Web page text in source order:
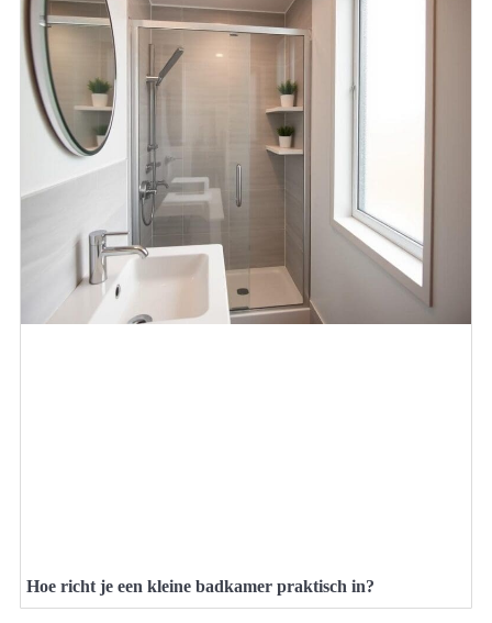
Hoe richt je een kleine badkamer praktisch in?